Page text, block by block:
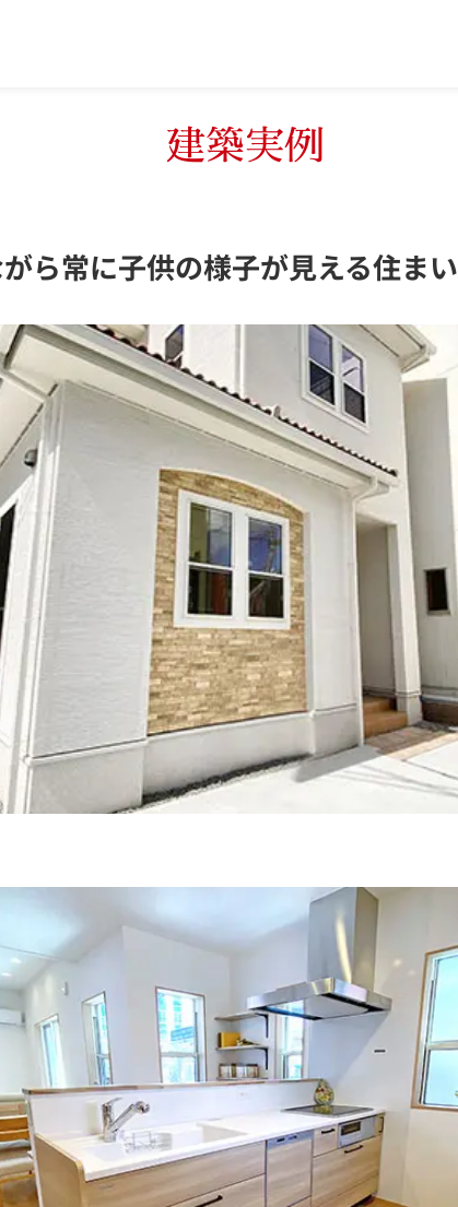
建築実例
ら常に子供の様子が見える住まい